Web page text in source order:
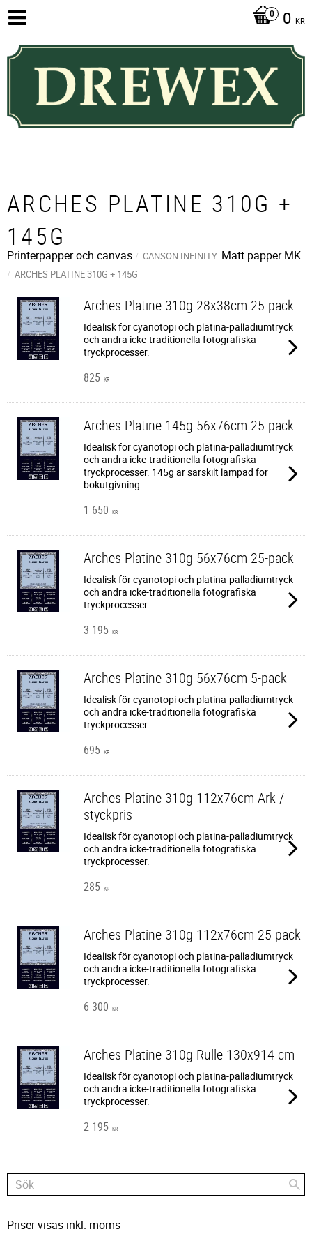
0 KR
ARCHES PLATINE 310G +
145G
Printerpapper och canvas CANSON INFINITY Matt papper MK
ARCHES PLATINE 310G + 145G
Arches Platine 310g 28x38cm 25-pack
Idealisk för cyanotopi och platina-palladiumtryck
och andra icke-traditionella fotografiska
tryckprocesser.
825 KR
Arches Platine 145g 56x76cm 25-pack
​Idealisk för cyanotopi och platina-palladiumtryck
och andra icke-traditionella fotografiska
tryckprocesser. 145g är särskilt lämpad för
bokutgivning.
1 650 KR
Arches Platine 310g 56x76cm 25-pack
Idealisk för cyanotopi och platina-palladiumtryck
och andra icke-traditionella fotografiska
tryckprocesser.
3 195 KR
Arches Platine 310g 56x76cm 5-pack
Idealisk för cyanotopi och platina-palladiumtryck
och andra icke-traditionella fotografiska
tryckprocesser.
695 KR
Arches Platine 310g 112x76cm Ark /
styckpris
Idealisk för cyanotopi och platina-palladiumtryck
och andra icke-traditionella fotografiska
tryckprocesser.
285 KR
Arches Platine 310g 112x76cm 25-pack
Idealisk för cyanotopi och platina-palladiumtryck
och andra icke-traditionella fotografiska
tryckprocesser.
6 300 KR
Arches Platine 310g Rulle 130x914 cm
Idealisk för cyanotopi och platina-palladiumtryck
och andra icke-traditionella fotografiska
tryckprocesser.
2 195 KR
Priser visas inkl. moms